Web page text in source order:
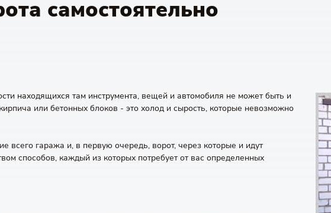
самостоятельно
находящихся там инструмента, вещей и автомобиля не может быть и
или бетонных блоков - это холод и сырость, которые невозможно
всего гаража и, в первую очередь, ворот, через которые и идут
способов, каждый из которых потребует от вас определенных